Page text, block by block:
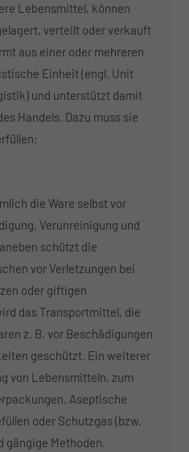
Lebensmittel, können
verteilt oder verkauft
aus einer oder mehreren
Einheit (engl. Unit
und unterstützt damit
Handels. Dazu muss sie
die Ware selbst vor
Verunreinigung und
schützt die
vor Verletzungen bei
oder giftigen
das Transportmittel, die
z. B. vor Beschädigungen
geschützt. Ein weiterer
von Lebensmitteln, zum
Aseptische
oder Schutzgas (bzw.
gängige Methoden.